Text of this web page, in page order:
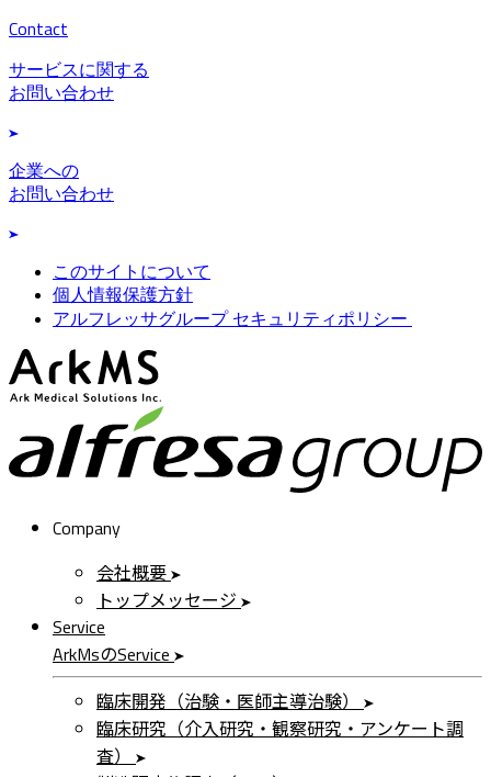
Contact
サービスに関する
お問い合わせ
企業への
お問い合わせ
このサイトについて
個人情報保護方針
アルフレッサグループ セキュリティポリシー
Company
会社概要
トップメッセージ
Service
ArkMsのService
臨床開発（治験・医師主導治験）
臨床研究（介入研究・観察研究・アンケート調
査）